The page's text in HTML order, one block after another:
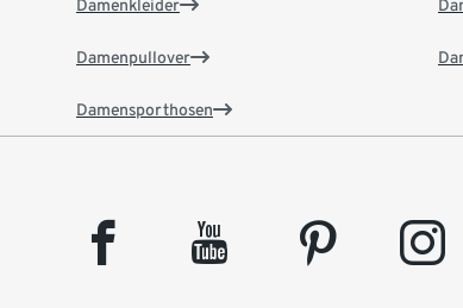
Damenkleider
Damenpullover
Damensporthosen
facebook youtube pinterest instagram